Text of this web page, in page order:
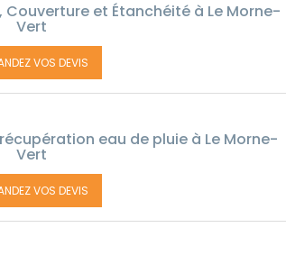
et Étanchéité à Le Morne-
Vert
VOS DEVIS
eau de pluie à Le Morne-
Vert
VOS DEVIS